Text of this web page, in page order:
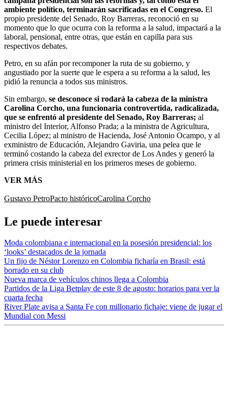
ambiente político, terminarán sacrificadas en el Congreso. El
propio presidente del Senado, Roy Barreras, reconoció en su
momento que lo que ocurra con la reforma a la salud, impactará a la
laboral, pensional, entre otras, que están en capilla para sus
respectivos debates.
Petro, en su afán por recomponer la ruta de su gobierno, y
angustiado por la suerte que le espera a su reforma a la salud, les
pidió la renuncia a todos sus ministros.
Sin embargo, se desconoce si rodará la cabeza de la ministra
Carolina Corcho, una funcionaria controvertida, radicalizada,
que se enfrentó al presidente del Senado, Roy Barreras; al
ministro del Interior, Alfonso Prada; a la ministra de Agricultura,
Cecilia López; al ministro de Hacienda, José Antonio Ocampo, y al
exministro de Educación, Alejandro Gaviria, una pelea que le
terminó costando la cabeza del exrector de Los Andes y generó la
primera crisis ministerial en los primeros meses de gobierno.
VER MÁS
Gustavo PetroPacto históricoCarolina Corcho
Le puede interesar
Moda colombiana e internacional en la posesión presidencial: los
‘looks’ destacados de la jornada
Un fijo de Néstor Lorenzo en Colombia ficharía en Brasil: está
borrado en su club
Nueva marca de vehículos chinos llega a Colombia
Partidos de la Liga Betplay de este 8 de agosto: horarios para ver la
cuarta fecha
River Plate avisa a Santa Fe con millonario fichaje: viene de jugar el
Mundial con Messi